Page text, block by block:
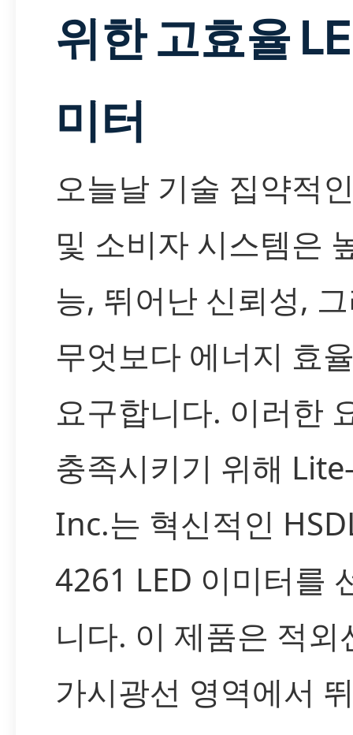
위한 고효율
미터
오늘날 기술 집약적
및 소비자 시스템은
능, 뛰어난 신뢰성,
무엇보다 에너지 효
요구합니다. 이러한
충족시키기 위해
Inc.는 혁신적인
4261 LED 이미터를
니다. 이 제품은 적외
가시광선 영역에서